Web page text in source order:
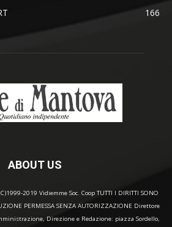
166
ABOUT US
2019 Vidiemme Soc. Coop TUTTI I DIRITTI SONO
PERMESSA SENZA AUTORIZZAZIONE Direttore
Direzione e Redazione: piazza Sordello,